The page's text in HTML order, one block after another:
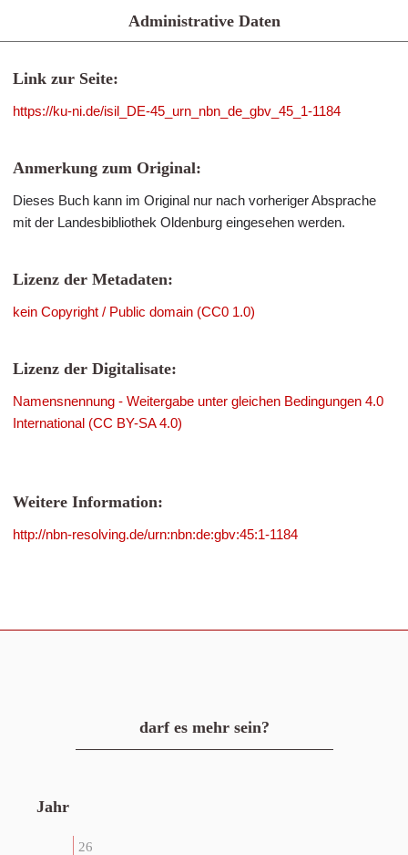
Administrative Daten
Link zur Seite:
https://ku-ni.de/isil_DE-45_urn_nbn_de_gbv_45_1-1184
Anmerkung zum Original:
Dieses Buch kann im Original nur nach vorheriger Absprache
mit der Landesbibliothek Oldenburg eingesehen werden.
Lizenz der Metadaten:
kein Copyright / Public domain (CC0 1.0)
Lizenz der Digitalisate:
Namensnennung - Weitergabe unter gleichen Bedingungen 4.0
International (CC BY-SA 4.0)
Weitere Information:
http://nbn-resolving.de/urn:nbn:de:gbv:45:1-1184
darf es mehr sein?
Jahr
26